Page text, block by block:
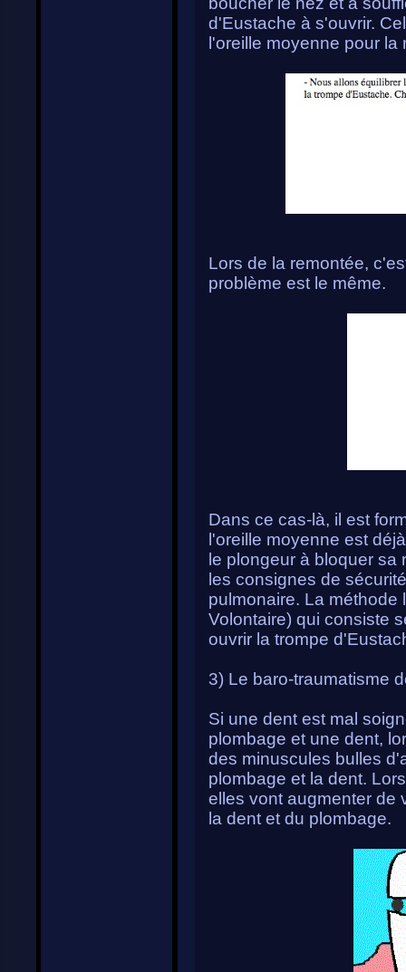
d'Eustache à s'ouvrir.
l'oreille moyenne pour
Lors de la remontée,
problème est le même.
Dans ce cas-là, il est
l'oreille moyenne est
le plongeur à bloquer
les consignes de
pulmonaire. La méthode
Volontaire) qui consiste
ouvrir la trompe
3) Le baro-traumatisme
Si une dent est mal
plombage et une dent,
des minuscules bulles
plombage et la dent.
elles vont augmenter de
la dent et du plombage.